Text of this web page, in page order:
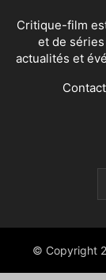
Critique-film
et de
actualités et
© Copyright